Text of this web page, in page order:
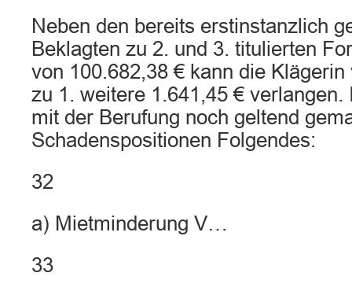
Neben den bereits erstinstanzlich
Beklagten zu 2. und 3. titulierten
von 100.682,38 € kann die
zu 1. weitere 1.641,45 € verlangen.
mit der Berufung noch geltend
Schadenspositionen Folgendes:
32
a) Mietminderung V…
33